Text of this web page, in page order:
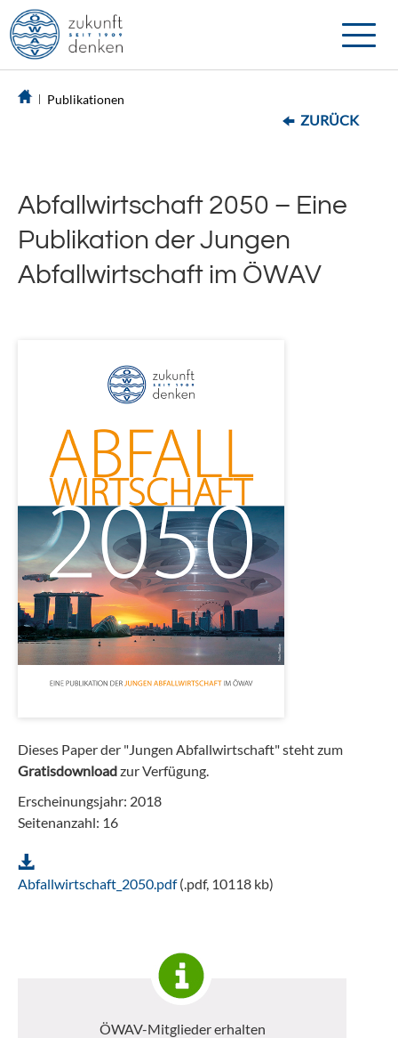
Toggle
Publikationen
ZURÜCK
Abfallwirtschaft 2050 – Eine
Publikation der Jungen
Abfallwirtschaft im ÖWAV
Dieses Paper der "Jungen Abfallwirtschaft" steht zum
Gratisdownloadzur Verfügung.
Erscheinungsjahr: 2018
Seitenanzahl: 16
Abfallwirtschaft_2050.pdf(.pdf, 10118 kb)
ÖWAV-Mitglieder erhalten